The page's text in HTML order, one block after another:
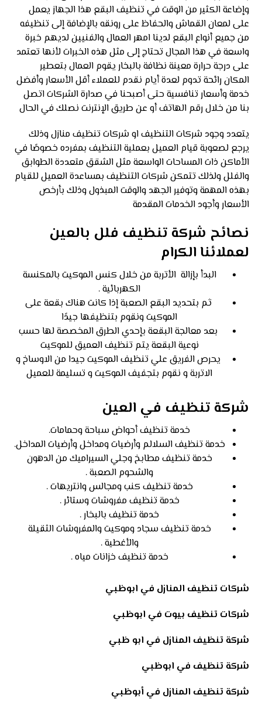
وإضاعة الكثير من الوقت في تنظيف البقع هذا الجهاز يعمل
على لمعان القماش والحفاظ على رونقه بالإضافة إلى تنظيفه
من جميع أنواع البقع لدينا امهر العمال والفنيين لديهم خبرة
واسعة في هذا المجال تحتاج إلى مثل هذه الخبرات لأنها تعتمد
على درجة حرارة معينةنظافة بالبخار يقوم العمال بتعطير
المكان رائحة تدوم لعدة أيام نقدم للعملاء أقل الأسعار وأفضل
خدمة وأسعار تنافسية حتى أصبحنا في صدارة الشركات اتصل
بنا من خلال رقم الهاتف أو عن طريق الإنترنت نصلك في الحال
يتعدد وجود شركات التنظيف او شركات تنظيف منازل وذلك
يرجع لصعوبة قيام العميل بعملية التنظيف بمفرده خصوصًا في
الأماكن ذات المساحات الواسعة مثل الشقق متعددة الطوابق
والفلل ولذلك تتمكن شركات التنظيف بمساعدة العميل للقيام
بهذه المهمة وتوفير الجهد والوقت المبذول وذلك بأرخص
الأسعار وأجود الخدمات المقدمة
نصائح شركة تنظيف فلل بالعين
لعملائنا الكرام
البدأ بإزالة اﻷتربة من خلال كنس الموكيت بالمكنسة
الكهربائية .
ثم بتحديد البقع الصعبة إذا كانت هناك بقعة على
الموكيت ونقوم بتنظيفها جيدًا
بعد معالجة البقعة بإحدي الطرق المخصصة لها حسب
نوعية البقعة يتم تنظيف العميق للموكيت
يحرص الفريق علي تنظيف الموكيت جيدا من الاوساخ و
الاتربة و نقوم بتجفيف الموكيت و تسليمة للعميل
شركة تنظيف في العين
خدمة تنظيف أحواض سباحة وحمامات.
خدمة تنظيف السلالم وأرضيات ومداخل وأرضيات المداخل.
خدمة تنظيف مطابخ وجلي السيراميك من الدهون
والشحوم الصعبة .
خدمة تنظيف كنب ومجالس وانتريهات .
خدمة تنظيف مفروشات وستائر .
خدمة تنظيف بالبخار .
خدمة تنظيف سجاد وموكيت والمفروشات الثقيلة
والأغطية .
خدمة تنظيف خزانات مياه .
شركات تنظيف المنازل في ابوظبي
شركات تنظيف بيوت في ابوظبي
شركة تنظيف المنازل في ابو ظبي
شركة تنظيف في ابوظبي
شركة تنظيف المنازل في أبوظبي